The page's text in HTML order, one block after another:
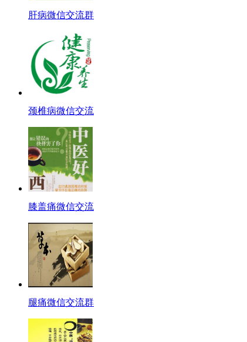
肝病微信交流群
颈椎病微信交流
膝盖痛微信交流
腿痛微信交流群